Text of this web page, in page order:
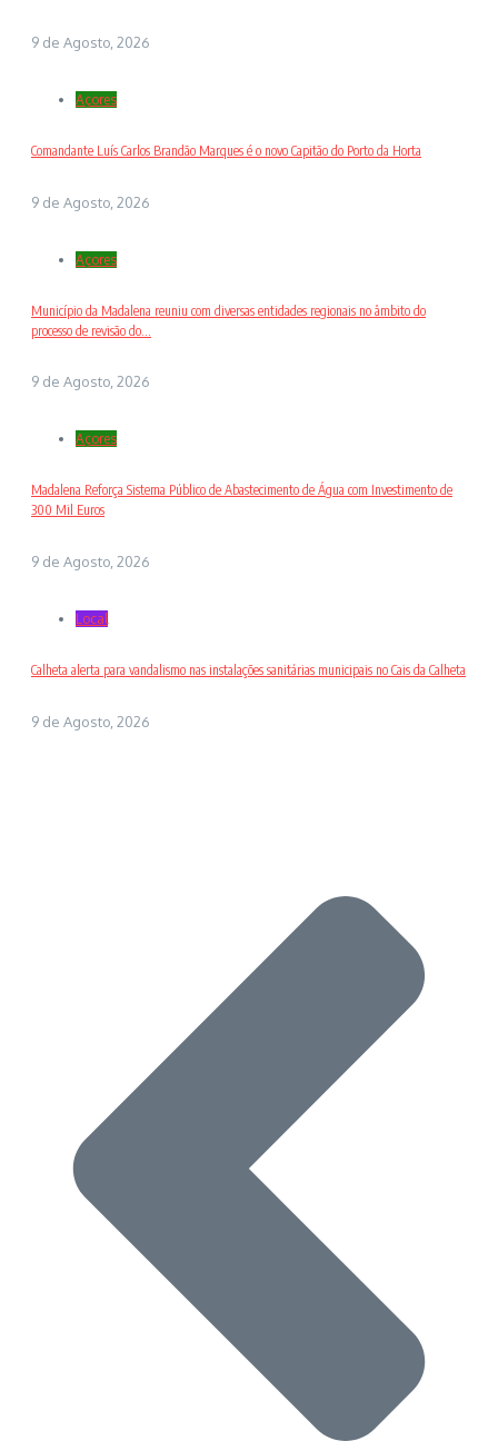
9 de Agosto, 2026
Açores
Comandante Luís Carlos Brandão Marques é o novo Capitão do Porto da Horta
9 de Agosto, 2026
Açores
Município da Madalena reuniu com diversas entidades regionais no âmbito do
processo de revisão do...
9 de Agosto, 2026
Açores
Madalena Reforça Sistema Público de Abastecimento de Água com Investimento de
300 Mil Euros
9 de Agosto, 2026
Local
Calheta alerta para vandalismo nas instalações sanitárias municipais no Cais da Calheta
9 de Agosto, 2026